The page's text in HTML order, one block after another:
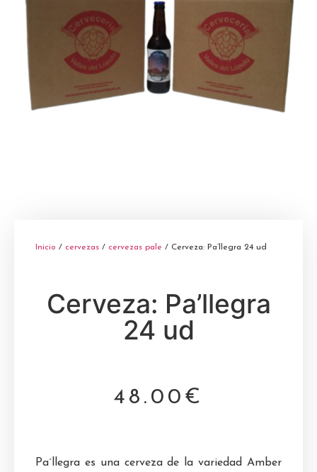
Inicio / cervezas / cervezas pale / Cerveza: Pa’llegra 24 ud
Cerveza: Pa’llegra
24 ud
48.00 €
Pa´llegra es una cerveza de la variedad Amber